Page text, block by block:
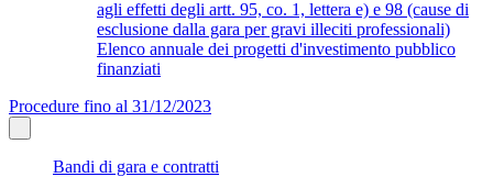
agli effetti degli artt. 95, co. 1, lettera e) e 98 (cause di
esclusione dalla gara per gravi illeciti professionali)
Elenco annuale dei progetti d'investimento pubblico
finanziati
Procedure fino al 31/12/2023
Bandi di gara e contratti